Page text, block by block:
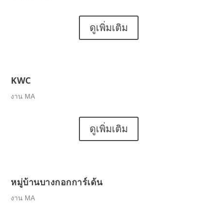
ดูเพิ่มเติม
KWC
งาน MA
ดูเพิ่มเติม
หมู่บ้านบางกอกการ์เด้น
งาน MA